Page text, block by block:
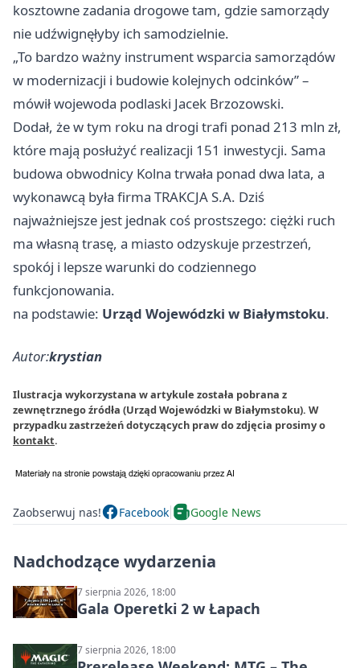
kosztowne zadania drogowe tam, gdzie samorządy
nie udźwignęłyby ich samodzielnie.
„To bardzo ważny instrument wsparcia samorządów
w modernizacji i budowie kolejnych odcinków” –
mówił wojewoda podlaski Jacek Brzozowski.
Dodał, że w tym roku na drogi trafi ponad 213 mln zł,
które mają posłużyć realizacji 151 inwestycji. Sama
budowa obwodnicy Kolna trwała ponad dwa lata, a
wykonawcą była firma TRAKCJA S.A. Dziś
najważniejsze jest jednak coś prostszego: ciężki ruch
ma własną trasę, a miasto odzyskuje przestrzeń,
spokój i lepsze warunki do codziennego
funkcjonowania.
na podstawie: Urząd Wojewódzki w Białymstoku.
Autor:krystian
Ilustracja wykorzystana w artykule została pobrana z
zewnętrznego źródła (Urząd Wojewódzki w Białymstoku). W
przypadku zastrzeżeń dotyczących praw do zdjęcia prosimy o
kontakt.
Zaobserwuj nas! Facebook Google News
Nadchodzące wydarzenia
7 sierpnia 2026, 18:00
Gala Operetki 2 w Łapach
7 sierpnia 2026, 18:00